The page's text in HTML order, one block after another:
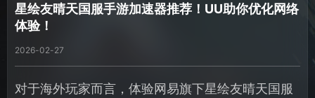
星绘友晴天国服手游加速器推荐！UU助你优化网络
体验！
2026-02-27
对于海外玩家而言，体验网易旗下星绘友晴天国服